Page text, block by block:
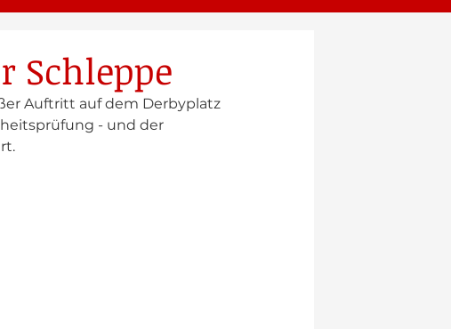
Schleppe
Auftritt auf dem Derbyplatz
- und der